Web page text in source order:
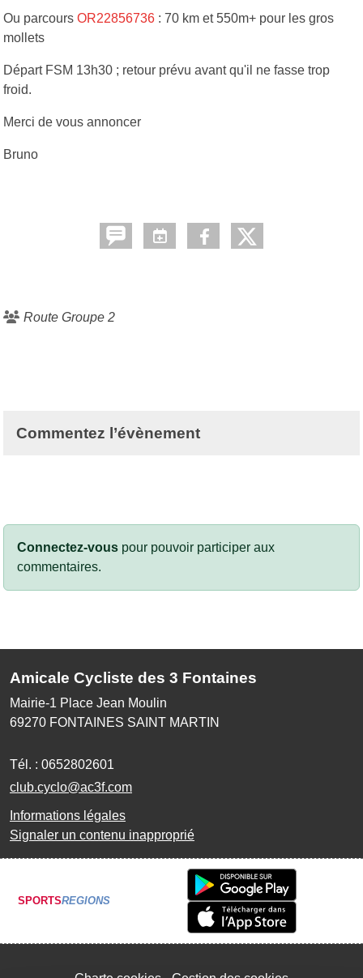
Ou parcours OR22856736 : 70 km et 550m+ pour les gros
mollets
Départ FSM 13h30 ; retour prévu avant qu'il ne fasse trop
froid.
Merci de vous annoncer
Bruno
Route Groupe 2
Commentez l’évènement
Connectez-vous pour pouvoir participer aux
commentaires.
Amicale Cycliste des 3 Fontaines
Mairie-1 Place Jean Moulin
69270 FONTAINES SAINT MARTIN
Tél. : 0652802601
club.cyclo@ac3f.com
Informations légales
Signaler un contenu inapproprié
SPORTSREGIONS